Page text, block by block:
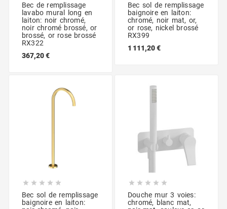
Bec de remplissage
lavabo mural long en
laiton: noir chromé,
noir chromé brossé, or
brossé, or rose brossé
RX322
367,20 €
Bec sol de remplissage
baignoire en laiton:
chromé, noir mat, or,
or rose, nickel brossé
RX399
1 111,20 €
    
Bec sol de remplissage
baignoire en laiton:
    
Douche mur 3 voies:
chromé, blanc mat,